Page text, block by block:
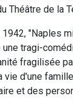
Théâtre de la
1942, "Naples
tragi-
fragilisée
vie d'une
et des